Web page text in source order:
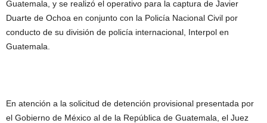
Guatemala, y se realizó el operativo para la captura de Javier
Duarte de Ochoa en conjunto con la Policía Nacional Civil por
conducto de su división de policía internacional, Interpol en
Guatemala.
En atención a la solicitud de detención provisional presentada por
el Gobierno de México al de la República de Guatemala, el Juez